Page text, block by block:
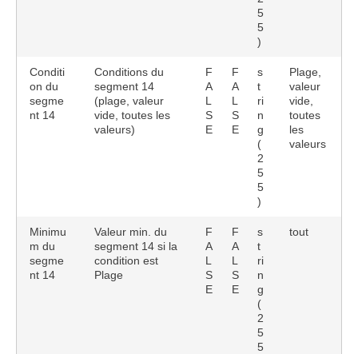
5
5
)
Conditi
on du
segme
nt 14
Conditions du
segment 14
(plage, valeur
vide, toutes les
valeurs)
F
A
L
S
E
F
A
L
S
E
s
t
ri
n
g
(
2
5
5
)
Plage,
valeur
vide,
toutes
les
valeurs
Minimu
m du
segme
nt 14
Valeur min. du
segment 14 si la
condition est
Plage
F
A
L
S
E
F
A
L
S
E
s
t
ri
n
g
(
2
5
5
tout